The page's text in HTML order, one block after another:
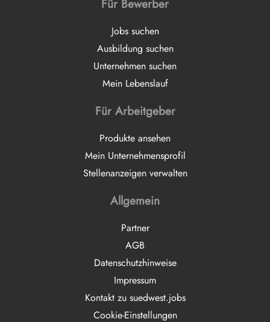
Für Bewerber
Jobs suchen
Ausbildung suchen
Unternehmen suchen
Mein Lebenslauf
Für Arbeitgeber
Produkte ansehen
Mein Unternehmensprofil
Stellenanzeigen verwalten
Allgemein
Partner
AGB
Datenschutzhinweise
Impressum
Kontakt zu suedwest.jobs
Cookie-Einstellungen